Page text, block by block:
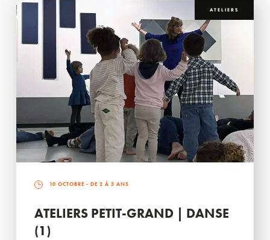
ATELIERS
10 OCTOBRE - DE 2 À 3 ANS
ATELIERS PETIT-GRAND | DANSE
(1)